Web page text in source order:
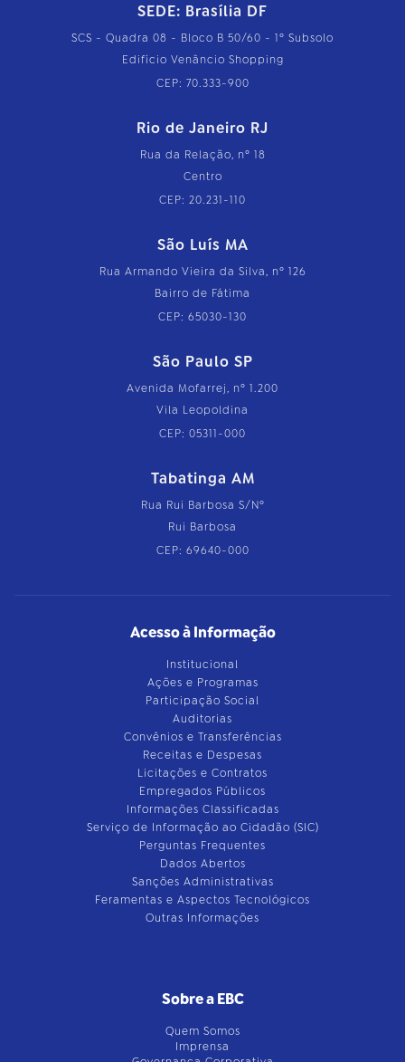
SEDE: Brasília DF
SCS - Quadra 08 - Bloco B 50/60 - 1º Subsolo
Edifício Venâncio Shopping
CEP: 70.333-900
Rio de Janeiro RJ
Rua da Relação, nº 18
Centro
CEP: 20.231-110
São Luís MA
Rua Armando Vieira da Silva, nº 126
Bairro de Fátima
CEP: 65030-130
São Paulo SP
Avenida Mofarrej, nº 1.200
Vila Leopoldina
CEP: 05311-000
Tabatinga AM
Rua Rui Barbosa S/Nº
Rui Barbosa
CEP: 69640-000
Acesso à Informação
Institucional
Ações e Programas
Participação Social
Auditorias
Convênios e Transferências
Receitas e Despesas
Licitações e Contratos
Empregados Públicos
Informações Classificadas
Serviço de Informação ao Cidadão (SIC)
Perguntas Frequentes
Dados Abertos
Sanções Administrativas
Feramentas e Aspectos Tecnológicos
Outras Informações
Sobre a EBC
Quem Somos
Imprensa